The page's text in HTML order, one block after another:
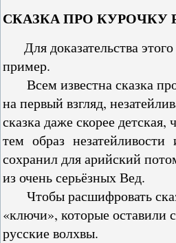
СКАЗКА ПРО КУРОЧКУ
Для доказательства
пример.
Всем известна сказка
на первый взгляд,
сказка даже скорее
тем образ незатейливости
сохранил для арийский
из очень серьёзных Вед.
Чтобы расшифровать
«ключи», которые оставили
русские волхвы.